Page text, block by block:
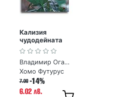
Кализия
чудодейната
билка от Русия.
Златните
рецепти на
руската
народна
медицина
Владимир Огарков
Хомо Футурус
7.00 -14%
6.02 лв.